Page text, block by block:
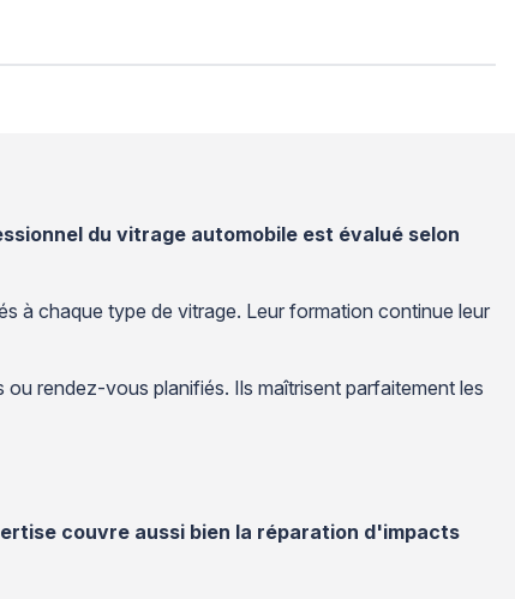
du vitrage automobile est évalué selon
à chaque type de vitrage. Leur formation continue leur
rendez-vous planifiés. Ils maîtrisent parfaitement les
couvre aussi bien la réparation d'impacts